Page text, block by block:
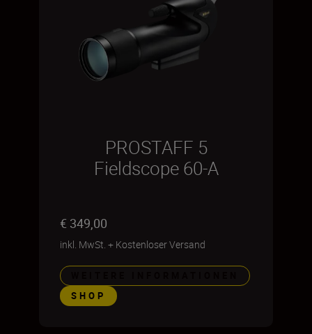
PROSTAFF 5
Fieldscope 60-A
€ 349,00
inkl. MwSt. + Kostenloser Versand
SHOP